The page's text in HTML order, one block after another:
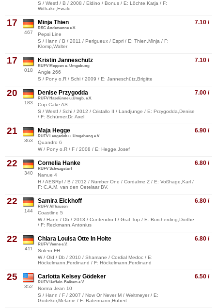
S / Westf / B / 2008 / Eldino / Bonus / E: Löchte,Katja / F:
Withake,Ewald
17
467
7.10 /
Minja Thien
RSC Andervenne e.V.
Pepsi Line
S / Hann / B / 2011 / Perigueux / Espri / E: Thien,Minja / F:
Klomp,Walter
17
018
7.10 /
Kristin Janneschütz
RUFV Meppen u. Umgebung
Angie 266
S / Pony o.R / Schi / 2009 / E: Janneschütz,Brigitte
20
183
7.00 /
Denise Przygodda
RUFV Haselünne u.Umgb. e.V.
Cup Cake AS
S / Westf / Schi / 2012 / Cristallo II / Landjunge / E: Przygodda,Denise
/ F: Schürner,Dr. Axel
21
363
6.90 /
Maja Hegge
RUFV Lengerich u. Umgebung e.V.
Quandro 6
W / Pony o.R / F / 2008 / E: Hegge,Josef
22
340
6.80 /
Cornelia Hanke
RUFV Schwagstorf
Nanue 4
H / AESRpf / B / 2012 / Number One / Cordalme Z / E: Voßhage,Karl /
F: C.A.M. van den Oetelaar BV,
22
144
6.80 /
Samira Eickhoff
RUFV Alfhausen
Coastline 5
W / Hann / Db / 2013 / Contendro I / Graf Top / E: Borcherding,Dörthe
/ F: Reckmann,Antonius
22
411
6.80 /
Chiara Louisa Otte In Holte
RUFV Venne e.V.
Solero FH
W / Old / Db / 2010 / Shamane / Cordial Medoc / E:
Höckelmann,Ferdinand / F: Höckelmann,Ferdinand
25
352
6.50 /
Carlotta Kelsey Gödeker
RUFV Ueffeln-Balkum e.V.
Norma Jean 10
S / Hann / F / 2007 / Now Or Never M / Weltmeyer / E:
Gödeker,Melanie / F: Ratermann,Hubert